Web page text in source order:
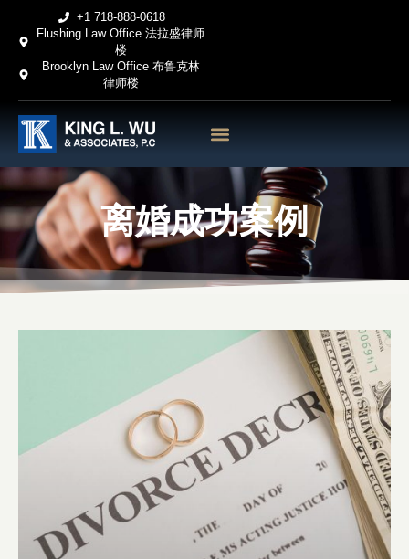
content
+1 718-888-0618
Flushing Law Office 法拉盛律师
楼
Brooklyn Law Office 布鲁克林
律师楼
离婚成功案例